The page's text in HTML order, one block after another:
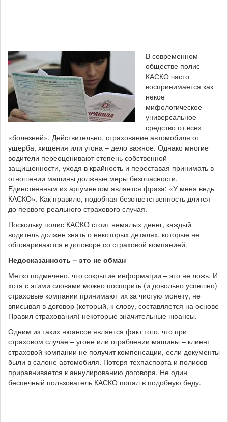
В современном
обществе полис
КАСКО часто
воспринимается как
некое
мифологическое
универсальное
средство от всех
«болезней». Действительно, страхование автомобиля от
ущерба, хищения или угона – дело важное. Однако многие
водители переоценивают степень собственной
защищенности, уходя в крайность и переставая принимать в
отношении машины должные меры безопасности.
Единственным их аргументом является фраза: «У меня ведь
КАСКО». Как правило, подобная безответственность длится
до первого реального страхового случая.
Поскольку полис КАСКО стоит немалых денег, каждый
водитель должен знать о некоторых деталях, которые не
обговариваются в договоре со страховой компанией.
Недосказанность – это не обман
Метко подмечено, что сокрытие информации – это не ложь. И
хотя с этими словами можно поспорить (и довольно успешно)
страховые компании принимают их за чистую монету, не
вписывая в договор (который, к слову, составляется на основе
Правил страхования) некоторые значительные нюансы.
Одним из таких нюансов является факт того, что при
страховом случае – угоне или ограблении машины – клиент
страховой компании не получит компенсации, если документы
были в салоне автомобиля. Потеря техпаспорта и полисов
приравнивается к аннулированию договора. Не один
беспечный пользователь КАСКО попал в подобную беду.